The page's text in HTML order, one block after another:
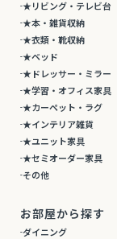
★リビング・テレビ台
★本・雑貨収納
★衣類・靴収納
★ベッド
★ドレッサー・ミラー
★学習・オフィス家具
★カーペット・ラグ
★インテリア雑貨
★ユニット家具
★セミオーダー家具
その他
お部屋から探す
ダイニング